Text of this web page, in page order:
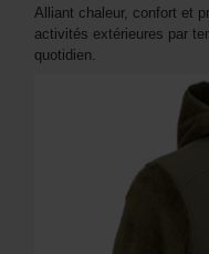
Alliant chaleur, confort et
activités extérieures par
quotidien.